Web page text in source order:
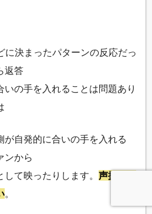
に決まったパターンの反応だっ
返答
いの手を入れることは問題あり
が自発的に合いの手を入れる
ンから
て映ったりします。 声援と同
。